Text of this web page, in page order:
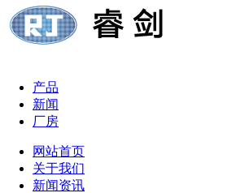
产品
新闻
厂房
网站首页
关于我们
新闻资讯